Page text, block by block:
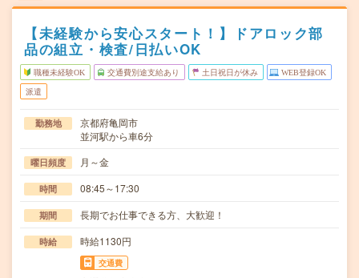
【未経験から安心スタート！】ドアロック部
品の組立・検査/日払いOK
職種未経験OK 交通費別途支給あり 土日祝日が休み WEB登録OK
派遣
勤務地
京都府亀岡市
並河駅から車6分
曜日頻度 月～金
時間 08:45～17:30
期間 長期でお仕事できる方、大歓迎！
時給 時給1130円
交通費